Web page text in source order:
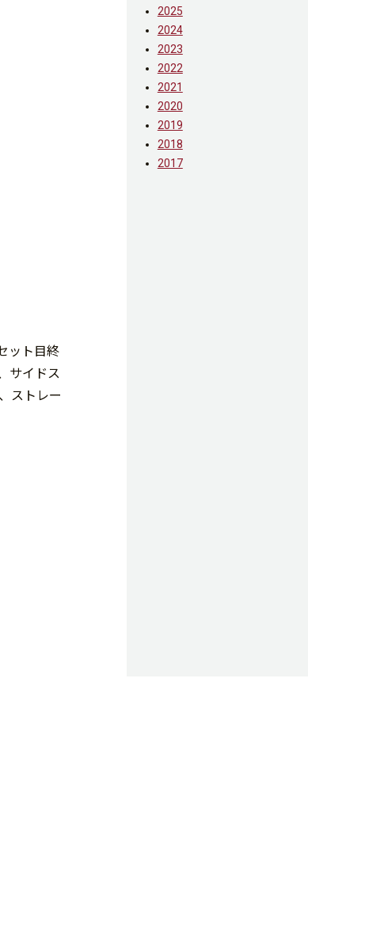
ット目終
サイドス
ストレー
2025
2024
2023
2022
2021
2020
2019
2018
2017